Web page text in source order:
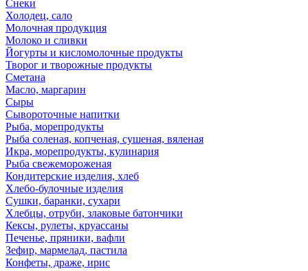
Снеки
Холодец, сало
Молочная продукция
Молоко и сливки
Йогурты и кисломолочные продукты
Творог и творожные продукты
Сметана
Масло, маргарин
Сыры
Сывороточные напитки
Рыба, морепродукты
Рыба соленая, копченая, сушеная, вяленая
Икра, морепродукты, кулинария
Рыба свежемороженая
Кондитерские изделия, хлеб
Хлебо-булочные изделия
Сушки, баранки, сухари
Хлебцы, отруби, злаковые батончики
Кексы, рулеты, круассаны
Печенье, пряники, вафли
Зефир, мармелад, пастила
Конфеты, драже, ирис